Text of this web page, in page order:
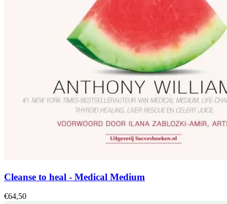
Cleanse to heal - Medical Medium
€64,50